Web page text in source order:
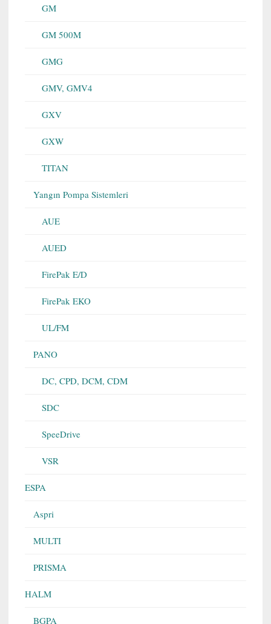
GM
GM 500M
GMG
GMV, GMV4
GXV
GXW
TITAN
Yangın Pompa Sistemleri
AUE
AUED
FirePak E/D
FirePak EKO
UL/FM
PANO
DC, CPD, DCM, CDM
SDC
SpeeDrive
VSR
ESPA
Aspri
MULTI
PRISMA
HALM
BGPA